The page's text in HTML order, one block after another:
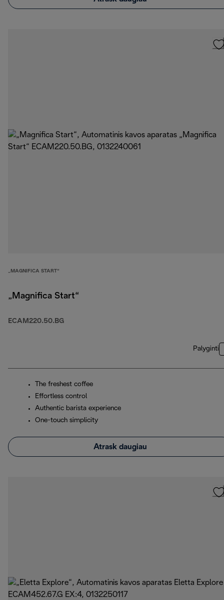
„MAGNIFICA START“
„Magnifica Start“
ECAM220.50.BG
Palyginti
The freshest coffee
Effortless control
Authentic barista experience
One-touch simplicity
Atrask daugiau